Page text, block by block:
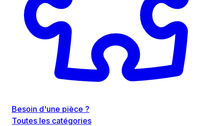
Besoin d'une pièce ?
Toutes les catégories